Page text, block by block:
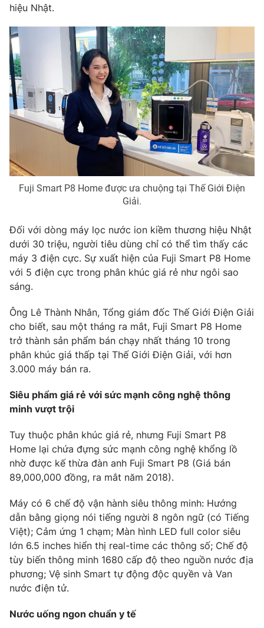
hiệu Nhật.
Fuji Smart P8 Home được ưa chuộng tại Thế Giới Điện
Giải.
Đối với dòng máy lọc nước ion kiềm thương hiệu Nhật
dưới 30 triệu, người tiêu dùng chỉ có thể tìm thấy các
máy 3 điện cực. Sự xuất hiện của Fuji Smart P8 Home
với 5 điện cực trong phân khúc giá rẻ như ngôi sao
sáng.
Ông Lê Thành Nhân, Tổng giám đốc Thế Giới Điện Giải
cho biết, sau một tháng ra mắt, Fuji Smart P8 Home
trở thành sản phẩm bán chạy nhất tháng 10 trong
phân khúc giá thấp tại Thế Giới Điện Giải, với hơn
3.000 máy bán ra.
Siêu phẩm giá rẻ với sức mạnh công nghệ thông
minh vượt trội
Tuy thuộc phân khúc giá rẻ, nhưng Fuji Smart P8
Home lại chứa đựng sức mạnh công nghệ khổng lồ
nhờ được kế thừa đàn anh Fuji Smart P8 (Giá bán
89,000,000 đồng, ra mắt năm 2018).
Máy có 6 chế độ vận hành siêu thông minh: Hướng
dẫn bằng giọng nói tiếng người 8 ngôn ngữ (có Tiếng
Việt); Cảm ứng 1 chạm; Màn hình LED full color siêu
lớn 6.5 inches hiển thị real-time các thông số; Chế độ
tùy biến thông minh 1680 cấp độ theo nguồn nước địa
phương; Vệ sinh Smart tự động độc quyền và Van
nước điện tử.
Nước uống ngon chuẩn y tế